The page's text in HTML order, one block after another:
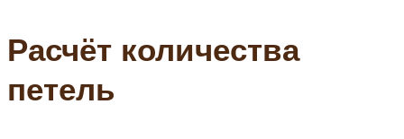
Расчёт количества
петель